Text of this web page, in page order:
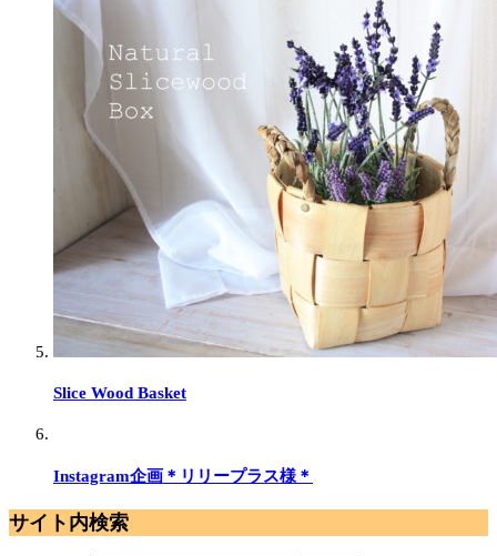
Slice Wood Basket
Instagram企画＊リリープラス様＊
サイト内検索